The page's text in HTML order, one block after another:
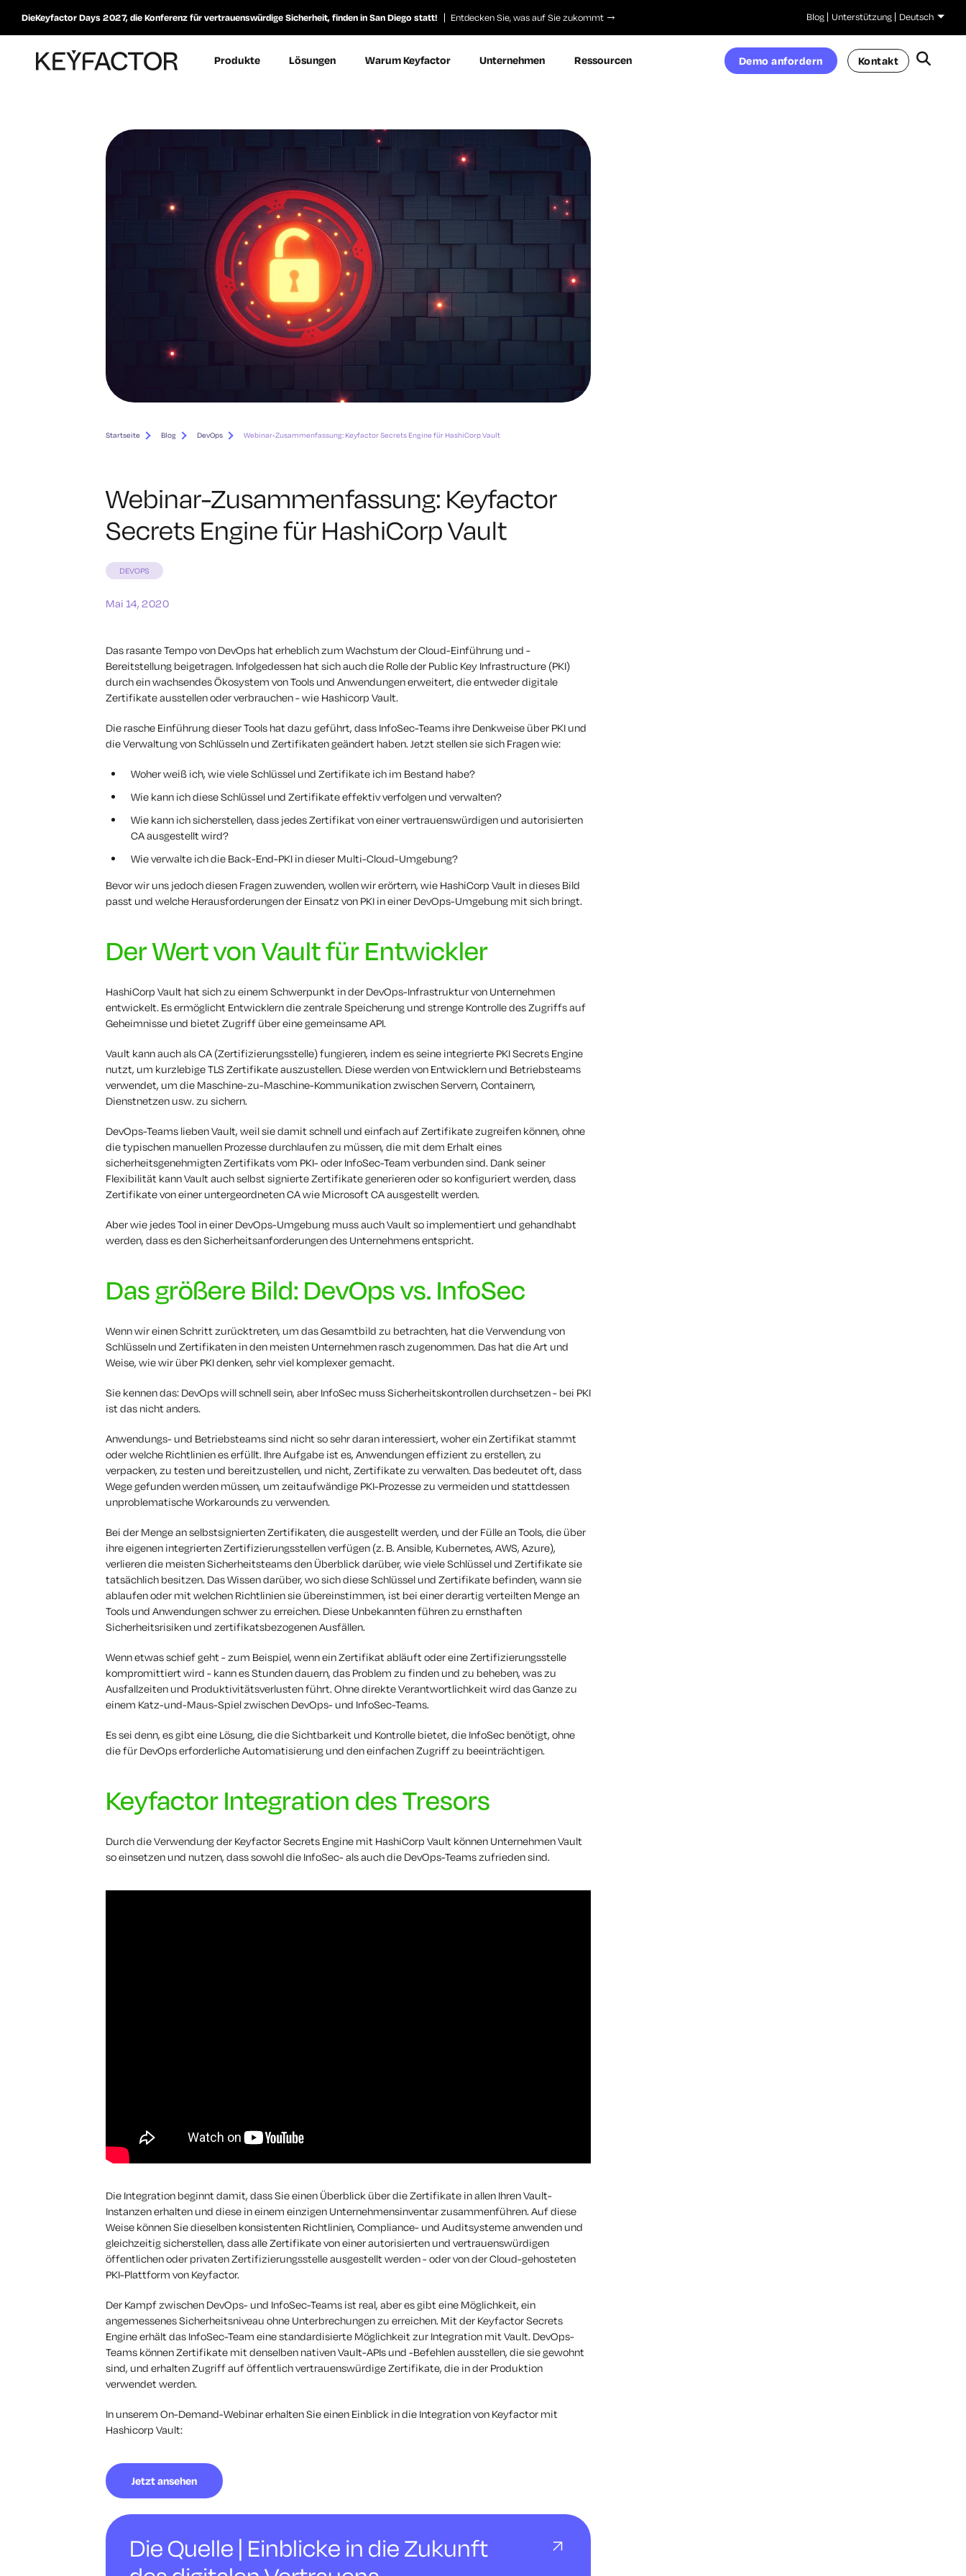
DieKeyfactor Days 2027, die Konferenz für vertrauenswürdige Sicherheit, finden in San Diego statt! Entdecken Sie, was auf Sie zukommt Blog Unterstützung Deutsch
Produkte Lösungen Warum Keyfactor Unternehmen Ressourcen Demo anfordern Kontakt
Startseite Blog DevOps Webinar-Zusammenfassung: Keyfactor Secrets Engine für HashiCorp Vault
Webinar-Zusammenfassung: Keyfactor
Secrets Engine für HashiCorp Vault
DEVOPS
Mai 14, 2020
Das rasante Tempo von DevOps hat erheblich zum Wachstum der Cloud-Einführung und -
Bereitstellung beigetragen. Infolgedessen hat sich auch die Rolle der Public Key Infrastructure (PKI)
durch ein wachsendes Ökosystem von Tools und Anwendungen erweitert, die entweder digitale
Zertifikate ausstellen oder verbrauchen - wie Hashicorp Vault.
Die rasche Einführung dieser Tools hat dazu geführt, dass InfoSec-Teams ihre Denkweise über PKI und
die Verwaltung von Schlüsseln und Zertifikaten geändert haben. Jetzt stellen sie sich Fragen wie:
Woher weiß ich, wie viele Schlüssel und Zertifikate ich im Bestand habe?
Wie kann ich diese Schlüssel und Zertifikate effektiv verfolgen und verwalten?
Wie kann ich sicherstellen, dass jedes Zertifikat von einer vertrauenswürdigen und autorisierten
CA ausgestellt wird?
Wie verwalte ich die Back-End-PKI in dieser Multi-Cloud-Umgebung?
Bevor wir uns jedoch diesen Fragen zuwenden, wollen wir erörtern, wie HashiCorp Vault in dieses Bild
passt und welche Herausforderungen der Einsatz von PKI in einer DevOps-Umgebung mit sich bringt.
Der Wert von Vault für Entwickler
HashiCorp Vault hat sich zu einem Schwerpunkt in der DevOps-Infrastruktur von Unternehmen
entwickelt. Es ermöglicht Entwicklern die zentrale Speicherung und strenge Kontrolle des Zugriffs auf
Geheimnisse und bietet Zugriff über eine gemeinsame API.
Vault kann auch als CA (Zertifizierungsstelle) fungieren, indem es seine integrierte PKI Secrets Engine
nutzt, um kurzlebige TLS Zertifikate auszustellen. Diese werden von Entwicklern und Betriebsteams
verwendet, um die Maschine-zu-Maschine-Kommunikation zwischen Servern, Containern,
Dienstnetzen usw. zu sichern.
DevOps-Teams lieben Vault, weil sie damit schnell und einfach auf Zertifikate zugreifen können, ohne
die typischen manuellen Prozesse durchlaufen zu müssen, die mit dem Erhalt eines
sicherheitsgenehmigten Zertifikats vom PKI- oder InfoSec-Team verbunden sind. Dank seiner
Flexibilität kann Vault auch selbst signierte Zertifikate generieren oder so konfiguriert werden, dass
Zertifikate von einer untergeordneten CA wie Microsoft CA ausgestellt werden.
Aber wie jedes Tool in einer DevOps-Umgebung muss auch Vault so implementiert und gehandhabt
werden, dass es den Sicherheitsanforderungen des Unternehmens entspricht.
Das größere Bild: DevOps vs. InfoSec
Wenn wir einen Schritt zurücktreten, um das Gesamtbild zu betrachten, hat die Verwendung von
Schlüsseln und Zertifikaten in den meisten Unternehmen rasch zugenommen. Das hat die Art und
Weise, wie wir über PKI denken, sehr viel komplexer gemacht.
Sie kennen das: DevOps will schnell sein, aber InfoSec muss Sicherheitskontrollen durchsetzen - bei PKI
ist das nicht anders.
Anwendungs- und Betriebsteams sind nicht so sehr daran interessiert, woher ein Zertifikat stammt
oder welche Richtlinien es erfüllt. Ihre Aufgabe ist es, Anwendungen effizient zu erstellen, zu
verpacken, zu testen und bereitzustellen, und nicht, Zertifikate zu verwalten. Das bedeutet oft, dass
Wege gefunden werden müssen, um zeitaufwändige PKI-Prozesse zu vermeiden und stattdessen
unproblematische Workarounds zu verwenden.
Bei der Menge an selbstsignierten Zertifikaten, die ausgestellt werden, und der Fülle an Tools, die über
ihre eigenen integrierten Zertifizierungsstellen verfügen (z. B. Ansible, Kubernetes, AWS, Azure),
verlieren die meisten Sicherheitsteams den Überblick darüber, wie viele Schlüssel und Zertifikate sie
tatsächlich besitzen. Das Wissen darüber, wo sich diese Schlüssel und Zertifikate befinden, wann sie
ablaufen oder mit welchen Richtlinien sie übereinstimmen, ist bei einer derartig verteilten Menge an
Tools und Anwendungen schwer zu erreichen. Diese Unbekannten führen zu ernsthaften
Sicherheitsrisiken und zertifikatsbezogenen Ausfällen.
Wenn etwas schief geht - zum Beispiel, wenn ein Zertifikat abläuft oder eine Zertifizierungsstelle
kompromittiert wird - kann es Stunden dauern, das Problem zu finden und zu beheben, was zu
Ausfallzeiten und Produktivitätsverlusten führt. Ohne direkte Verantwortlichkeit wird das Ganze zu
einem Katz-und-Maus-Spiel zwischen DevOps- und InfoSec-Teams.
Es sei denn, es gibt eine Lösung, die die Sichtbarkeit und Kontrolle bietet, die InfoSec benötigt, ohne
die für DevOps erforderliche Automatisierung und den einfachen Zugriff zu beeinträchtigen.
Keyfactor Integration des Tresors
Durch die Verwendung der Keyfactor Secrets Engine mit HashiCorp Vault können Unternehmen Vault
so einsetzen und nutzen, dass sowohl die InfoSec- als auch die DevOps-Teams zufrieden sind.
Die Integration beginnt damit, dass Sie einen Überblick über die Zertifikate in allen Ihren Vault-
Instanzen erhalten und diese in einem einzigen Unternehmensinventar zusammenführen. Auf diese
Weise können Sie dieselben konsistenten Richtlinien, Compliance- und Auditsysteme anwenden und
gleichzeitig sicherstellen, dass alle Zertifikate von einer autorisierten und vertrauenswürdigen
öffentlichen oder privaten Zertifizierungsstelle ausgestellt werden - oder von der Cloud-gehosteten
PKI-Plattform von Keyfactor.
Der Kampf zwischen DevOps- und InfoSec-Teams ist real, aber es gibt eine Möglichkeit, ein
angemessenes Sicherheitsniveau ohne Unterbrechungen zu erreichen. Mit der Keyfactor Secrets
Engine erhält das InfoSec-Team eine standardisierte Möglichkeit zur Integration mit Vault. DevOps-
Teams können Zertifikate mit denselben nativen Vault-APIs und -Befehlen ausstellen, die sie gewohnt
sind, und erhalten Zugriff auf öffentlich vertrauenswürdige Zertifikate, die in der Produktion
verwendet werden.
In unserem On-Demand-Webinar erhalten Sie einen Einblick in die Integration von Keyfactor mit
Hashicorp Vault:
Jetzt ansehen
Die Quelle | Einblicke in die Zukunft